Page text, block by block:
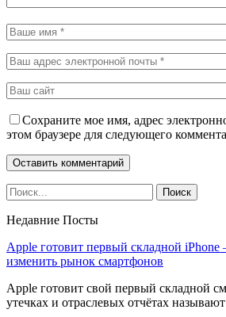
Сохраните мое имя, адрес
этом браузере для следующего
Недавние Посты
Apple готовит первый складной
изменить рынок смартфонов
Apple готовит свой первый складной
утечках и отраслевых отчётах